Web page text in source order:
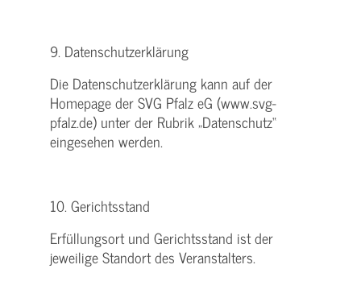
9. Datenschutzerklärung
Die Datenschutzerklärung kann auf der
Homepage der SVG Pfalz eG (www.svg-
pfalz.de) unter der Rubrik „Datenschutz“
eingesehen werden.
10. Gerichtsstand
Erfüllungsort und Gerichtsstand ist der
jeweilige Standort des Veranstalters.